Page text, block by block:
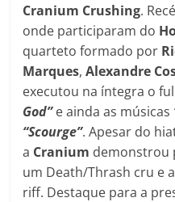
Cranium Crushing.
onde participaram do
quarteto formado por
Marques,Alexandre
executou na íntegra o
God”e ainda as músicas
“Scourge”. Apesar do
a Cranium demonstrou
um Death/Thrash cru e
riff. Destaque para a